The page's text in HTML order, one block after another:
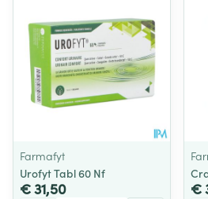
Farmafyt
Urofyt Tabl 60 Nf
€ 31,50 €